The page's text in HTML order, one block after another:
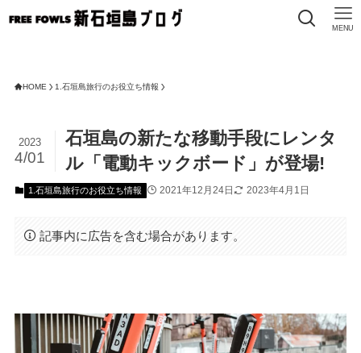
MENU
HOME 1.石垣島旅行のお役立ち情報
石垣島の新たな移動手段にレンタ
ル「電動キックボード」が登場!
2023
4/01
1.石垣島旅行のお役立ち情報 2021年12月24日 2023年4月1日
記事内に広告を含む場合があります。